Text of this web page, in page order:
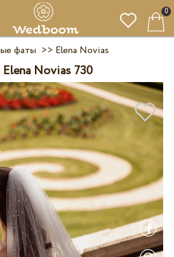
0
фаты >> Elena Novias
Novias 730
интересовались